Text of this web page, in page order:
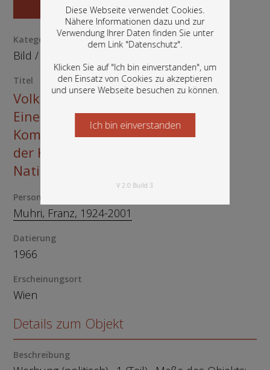
Diese Webseite verwendet Cookies.
Nähere Informationen dazu und zur
Verwendung Ihrer Daten finden Sie unter
dem Link "Datenschutz".
Klicken Sie auf "Ich bin einverstanden", um
den Einsatz von Cookies zu akzeptieren
und unsere Webseite besuchen zu können.
In diesem Portal finden Sie die digitalen
Bestände der Österreichischen
Nationalbibliothek: Bücher, Fotografien,
Grafiken und vieles mehr.
Ich bin einverstanden
Starten Sie jetzt
V 2.0 Build 3
Zur Vorschau
Kategorie / Medientyp
Bild/
Titel
Volksstimme Bilderdienst Nr. 3 -
Eine Parteikonferenz der
Kommunisten legte die Haltung
der KPÖ bei der kommenden
Nationalratswahl fest
Person
Muhri, Franz, 1924-2001
Datierung
1966
Erscheinungsort
Wien
Details zum Objekt
Beschreibung